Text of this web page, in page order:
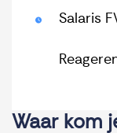
Salaris
Waar kom